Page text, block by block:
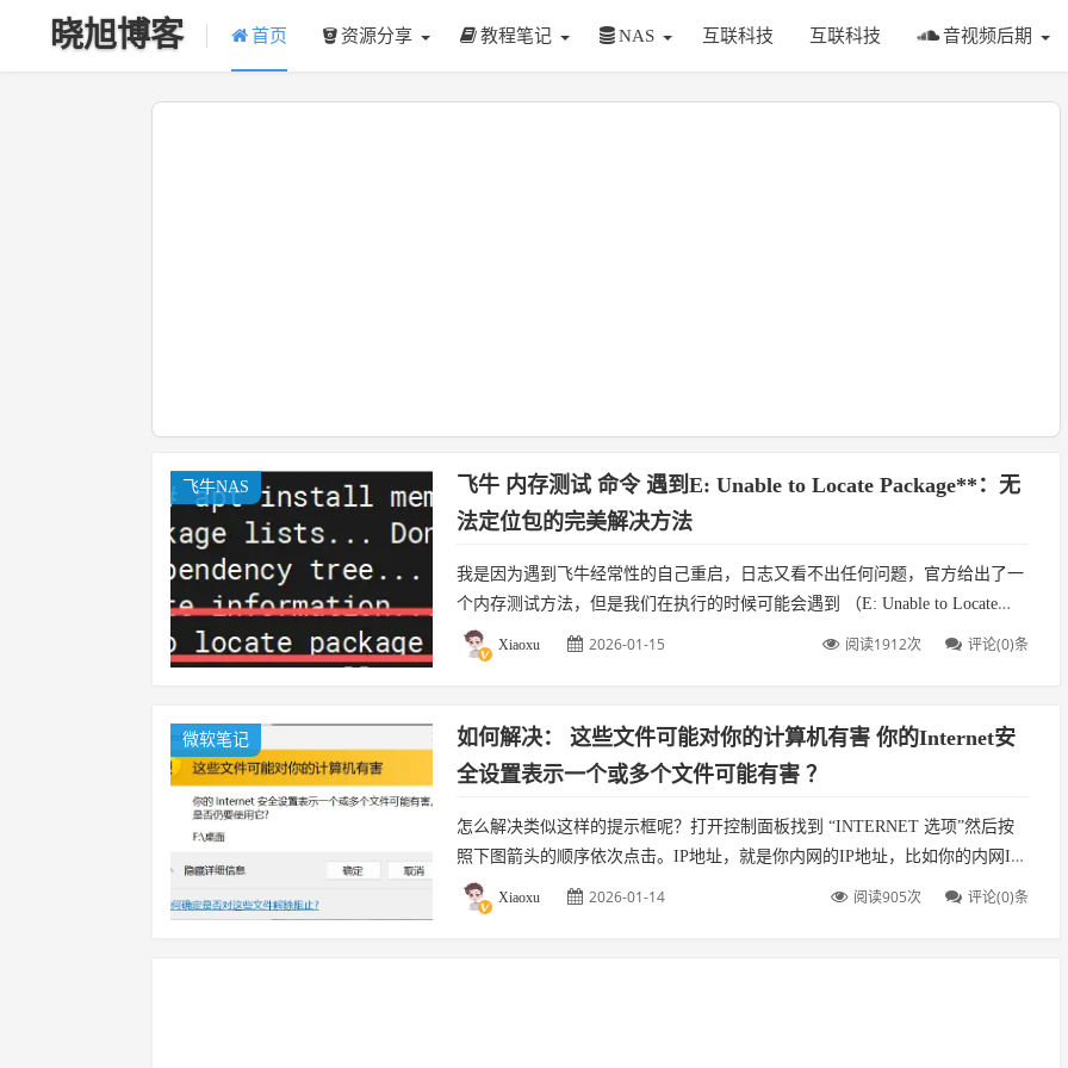
晓旭博客 首页 资源分享 教程笔记 NAS 互联科技 互联科技 音视频后期
飞牛NAS
飞牛 内存测试 命令 遇到E: Unable to Locate Package**：无
法定位包的完美解决方法
我是因为遇到飞牛经常性的自己重启，日志又看不出任何问题，官方给出了一
个内存测试方法，但是我们在执行的时候可能会遇到 （E: Unable to Locate
Package）的错误。下面是官方给出的内存测试方法的命令...
Xiaoxu 2026-01-15 评论(0)条
阅读1912次
微软笔记
如何解决： 这些文件可能对你的计算机有害 你的Internet安
全设置表示一个或多个文件可能有害 ？
怎么解决类似这样的提示框呢？打开控制面板找到 “INTERNET 选项”然后按
照下图箭头的顺序依次点击。IP地址，就是你内网的IP地址，比如你的内网IP
是 192.168.2.11 类似这样的IP，但是可能你有多个内...
Xiaoxu 2026-01-14 评论(0)条
阅读905次